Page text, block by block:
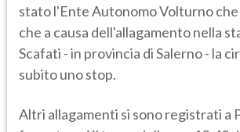
stato l'Ente Autonomo Volturno
che a causa dell'allagamento nella
Scafati - in provincia di Salerno - la
subito uno stop.
Altri allagamenti si sono registrati a